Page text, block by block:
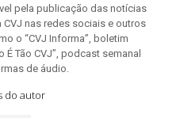
pela publicação das notícias
nas redes sociais e outros
o “CVJ Informa”, boletim
Tão CVJ”, podcast semanal
de áudio.
do autor